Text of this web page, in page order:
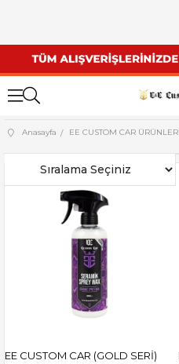
Anasayfa EE CUSTOM CAR ÜRÜNLERİ
EE CUSTOM CAR (GOLD SERİ)